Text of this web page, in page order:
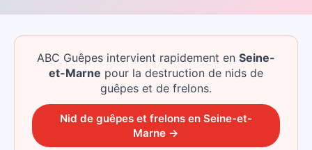
ABC Guêpes intervient rapidement en Seine-
et-Marne pour la destruction de nids de
guêpes et de frelons.
Nid de guêpes et frelons en Seine-et-
Marne →